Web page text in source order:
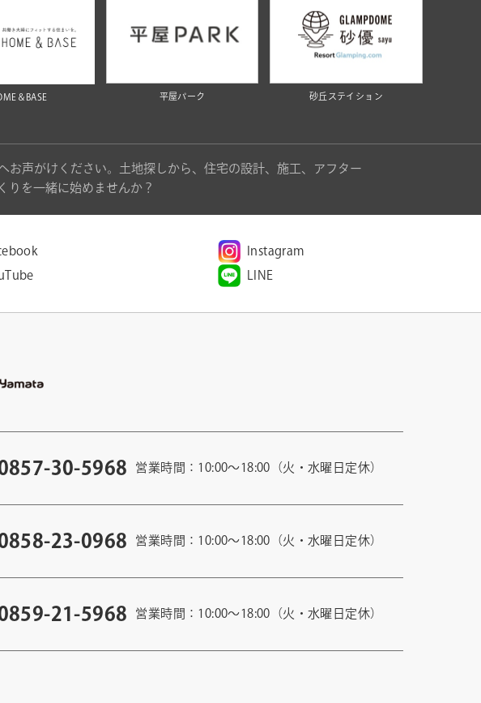
＆BASE 平屋パーク 砂丘ステイション
声がけください。土地探しから、住宅の設計、施工、アフター
りを一緒に始めませんか？
Instagram
LINE
30-5968 営業時間：10:00〜18:00（火・水曜日定休）
23-0968 営業時間：10:00〜18:00（火・水曜日定休）
21-5968 営業時間：10:00〜18:00（火・水曜日定休）